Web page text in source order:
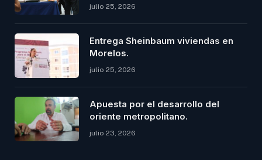
julio 25, 2026
Entrega Sheinbaum viviendas en
Morelos.
julio 25, 2026
Apuesta por el desarrollo del
oriente metropolitano.
julio 23, 2026